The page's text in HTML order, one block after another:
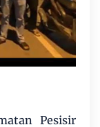
Pesisir